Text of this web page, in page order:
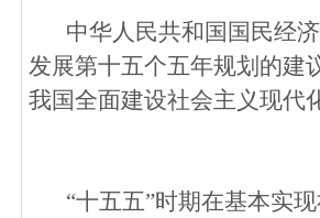
中华人民共和国国民经
发展第十五个五年规划的建
我国全面建设社会主义现代
“十五五”时期在基本实